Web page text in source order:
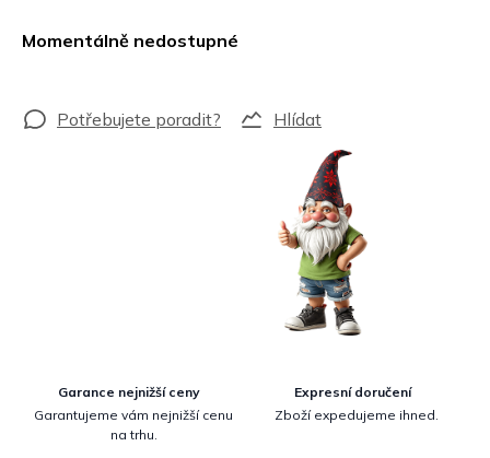
Momentálně nedostupné
Hlídat
Garance nejnižší ceny
Garantujeme vám nejnižší cenu
na trhu.
Expresní doručení
Zboží expedujeme ihned.